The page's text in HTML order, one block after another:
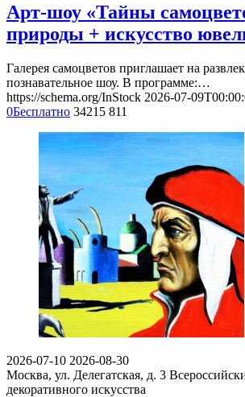
Арт-шоу «Тайны
природы + искусство
Галерея самоцветов приглашает на
познавательное шоу. В программе:…
https://schema.org/InStock 2026-07-
0Бесплатно 34215 811
2026-07-10 2026-08-30
Москва, ул. Делегатская, д. 3
декоративного искусства